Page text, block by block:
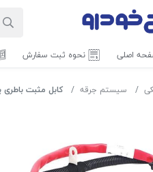
اصلی نحوه ثبت سفارش
سیستم جرقه کابل مثبت باطری پژو 405 سمند پارس 1108065